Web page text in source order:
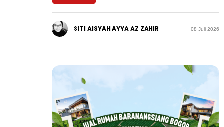
SITI AISYAH AYYA AZ ZAHIR 08 Juli 2026